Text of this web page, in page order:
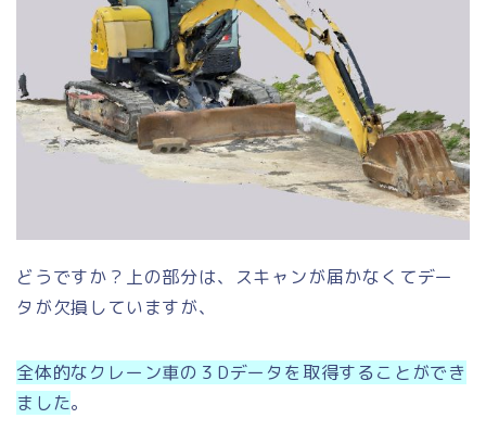
どうですか？上の部分は、スキャンが届かなくてデー
タが欠損していますが、
全体的なクレーン車の３Dデータを取得することができ
ました。